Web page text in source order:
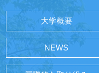
大学概要
NEWS